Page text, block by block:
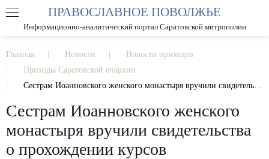
РАЗМЕР ШРИФТА А А
ПРАВОСЛАВНОЕ ПОВОЛЖЬЕ
Информационно-аналитический портал Саратовской митрополии
Главная Новости
Новости приходов
Приходы Саратовской епархии
Сестрам Иоанновского женского монастыря вручили свидетельства о прохождении курсов
Сестрам Иоанновского женского
монастыря вручили свидетельства
о прохождении курсов